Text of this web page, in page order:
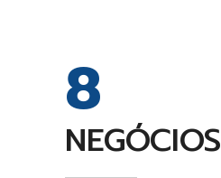
8
NEGÓCIOS